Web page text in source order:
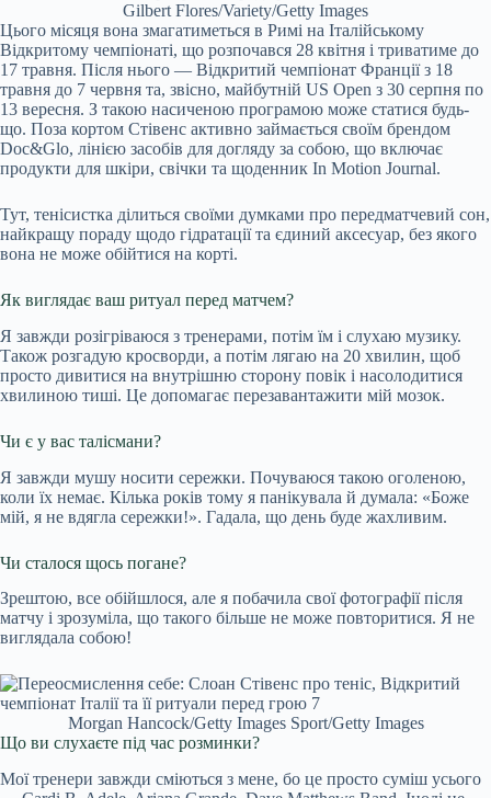
Gilbert Flores/Variety/Getty Images
Цього місяця вона змагатиметься в Римі на Італійському
Відкритому чемпіонаті, що розпочався 28 квітня і триватиме до
17 травня. Після нього — Відкритий чемпіонат Франції з 18
травня до 7 червня та, звісно, майбутній US Open з 30 серпня по
13 вересня. З такою насиченою програмою може статися будь-
що. Поза кортом Стівенс активно займається своїм брендом
Doc&Glo, лінією засобів для догляду за собою, що включає
продукти для шкіри, свічки та щоденник In Motion Journal.
Тут, тенісистка ділиться своїми думками про передматчевий сон,
найкращу пораду щодо гідратації та єдиний аксесуар, без якого
вона не може обійтися на корті.
Як виглядає ваш ритуал перед матчем?
Я завжди розігріваюся з тренерами, потім їм і слухаю музику.
Також розгадую кросворди, а потім лягаю на 20 хвилин, щоб
просто дивитися на внутрішню сторону повік і насолодитися
хвилиною тиші. Це допомагає перезавантажити мій мозок.
Чи є у вас талісмани?
Я завжди мушу носити сережки. Почуваюся такою оголеною,
коли їх немає. Кілька років тому я панікувала й думала: «Боже
мій, я не вдягла сережки!». Гадала, що день буде жахливим.
Чи сталося щось погане?
Зрештою, все обійшлося, але я побачила свої фотографії після
матчу і зрозуміла, що такого більше не може повторитися. Я не
виглядала собою!
Morgan Hancock/Getty Images Sport/Getty Images
Що ви слухаєте під час розминки?
Мої тренери завжди сміються з мене, бо це просто суміш усього